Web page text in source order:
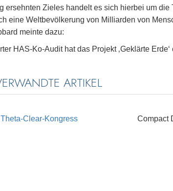
ersehnten Zieles handelt es sich hierbei um
eine Weltbevölkerung von Milliarden von
meinte dazu:
HAS-Ko-Audit hat das Projekt ‚Geklärte Erde‘
ARTIKEL
Theta-Clear-Kongress Compact